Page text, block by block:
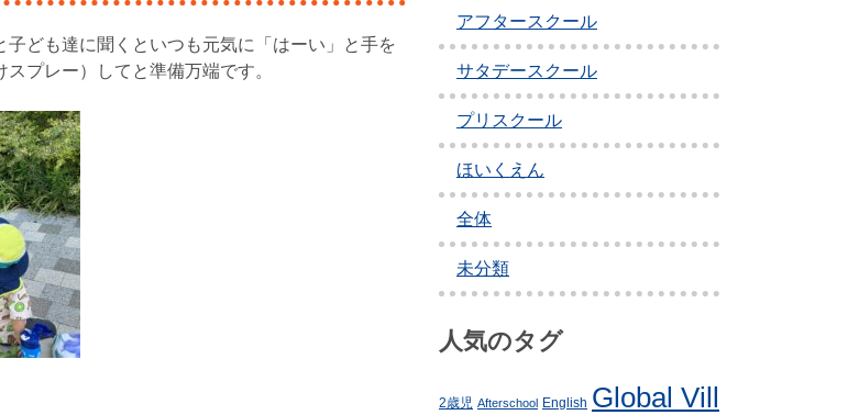
ども達に聞くといつも元気に「はーい」と手を
プレー）してと準備万端です。
アフタースクール
サタデースクール
プリスクール
ほいくえん
全体
未分類
人気のタグ
2歳児 Afterschool English Global Vill